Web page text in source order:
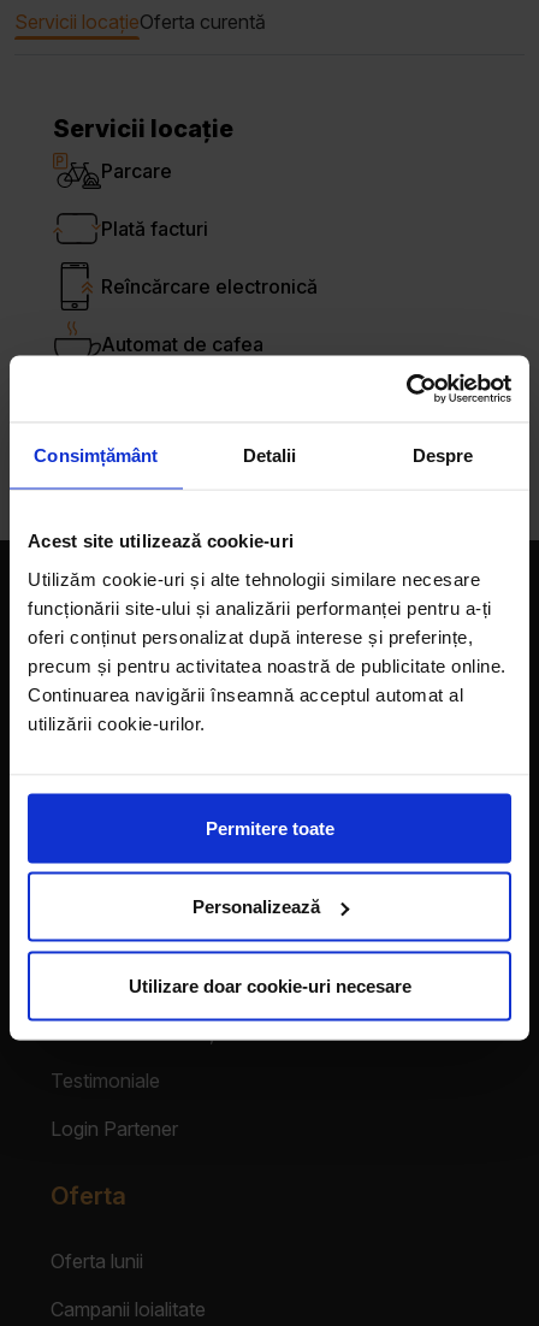
Consimțământ Detalii Despre
Acest site utilizează cookie-uri
Utilizăm cookie-uri și alte tehnologii similare necesare
funcționării site-ului și analizării performanței pentru a-ți
oferi conținut personalizat după interese și preferințe,
precum și pentru activitatea noastră de publicitate online.
Continuarea navigării înseamnă acceptul automat al
utilizării cookie-urilor.
Permitere toate
Personalizează
Utilizare doar cookie-uri necesare
Servicii locațieOferta curentă
Servicii locație
Parcare
Plată facturi
Reîncărcare electronică
Automat de cafea
Plată cu cardul
Companie
Magazine
Despre noi
Testimoniale
Login Partener
Oferta
Oferta lunii
Campanii loialitate